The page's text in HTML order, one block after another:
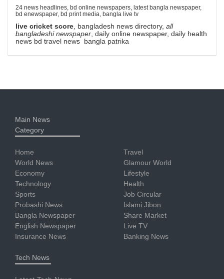
24 news headlines, bd online newspapers, latest bangla newspaper,
bd enewspaper, bd print media, bangla live tv
live cricket score , bangladesh news directory, all
bangladeshi newspaper , daily online newspaper, daily health
news bd travel news bangla patrika
Main News
Category
Home
World News
Economy
Technology
Sports
Probashi News
Bangla Newspaper
English Newspaper
Insurance News
Travel
Glamour World
Lifestyle
Health
Job Circular
Islami Jibon
Share Market
Live TV
Banking News
Tech News